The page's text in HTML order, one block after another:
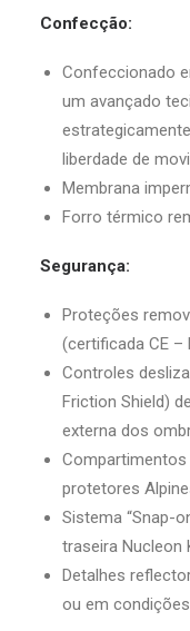
Confecção:
Confeccionado
um avançado
liberdade de
Membrana
Forro térmico
Segurança:
Proteções
(certificada CE
Controles
Friction Shield)
externa dos
protetores
Sistema “Snap-
traseira Nucleon
Detalhes
ou em